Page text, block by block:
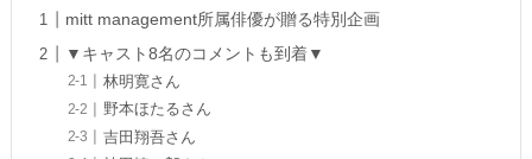
mitt management所属俳優が贈る特別企画
▼キャスト8名のコメントも到着▼
林明寛さん
野本ほたるさん
吉田翔吾さん